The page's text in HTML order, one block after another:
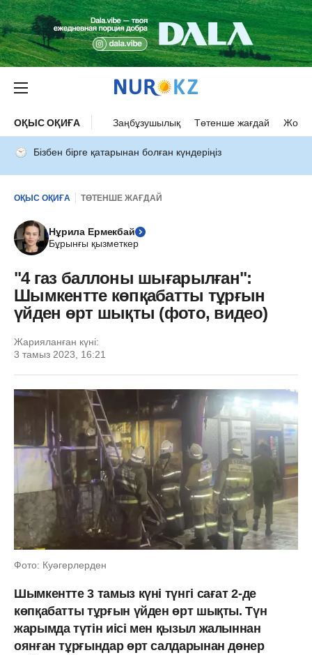
ОҚЫС ОҚИҒА Заңбұзушылық Төтенше жағдай Жол
Бізбен бірге қатарынан болған күндеріңіз
ОҚЫС ОҚИҒА ТӨТЕНШЕ ЖАҒДАЙ
Нұрила Ермекбай
Бұрынғы қызметкер
"4 газ баллоны шығарылған":
Шымкентте көпқабатты тұрғын
үйден өрт шықты (фото, видео)
Жарияланған күні:
3 тамыз 2023, 16:21
Фото: Куәгерлерден
Шымкентте 3 тамыз күні түнгі сағат 2-де
көпқабатты тұрғын үйден өрт шықты. Түн
жарымда түтін иісі мен қызыл жалыннан
оянған тұрғындар өрт салдарынан дөнер